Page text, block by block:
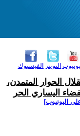
الفيسبوك التويتر
الحوار المتمدن،
اليساري الحر
اليوتيوب]